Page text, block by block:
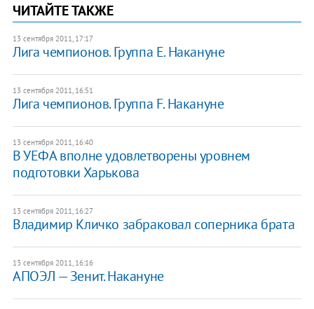
ЧИТАЙТЕ ТАКЖЕ
13 сентября 2011, 17:17
Лига чемпионов. Группа Е. Накануне
13 сентября 2011, 16:51
Лига чемпионов. Группа F. Накануне
13 сентября 2011, 16:40
В УЕФА вполне удовлетворены уровнем
подготовки Харькова
13 сентября 2011, 16:27
Владимир Кличко забраковал соперника брата
13 сентября 2011, 16:16
АПОЭЛ — Зенит. Накануне